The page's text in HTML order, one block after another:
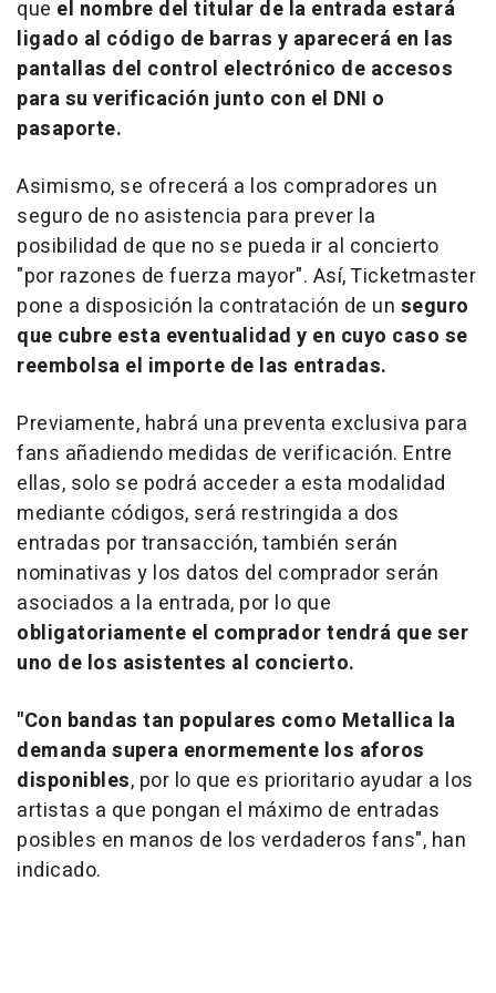
que el nombre del titular de la entrada estará
ligado al código de barras y aparecerá en las
pantallas del control electrónico de accesos
para su verificación junto con el DNI o
pasaporte.
Asimismo, se ofrecerá a los compradores un
seguro de no asistencia para prever la
posibilidad de que no se pueda ir al concierto
"por razones de fuerza mayor". Así, Ticketmaster
pone a disposición la contratación de un seguro
que cubre esta eventualidad y en cuyo caso se
reembolsa el importe de las entradas.
Previamente, habrá una preventa exclusiva para
fans añadiendo medidas de verificación. Entre
ellas, solo se podrá acceder a esta modalidad
mediante códigos, será restringida a dos
entradas por transacción, también serán
nominativas y los datos del comprador serán
asociados a la entrada, por lo que
obligatoriamente el comprador tendrá que ser
uno de los asistentes al concierto.
"Con bandas tan populares como Metallica la
demanda supera enormemente los aforos
disponibles, por lo que es prioritario ayudar a los
artistas a que pongan el máximo de entradas
posibles en manos de los verdaderos fans", han
indicado.